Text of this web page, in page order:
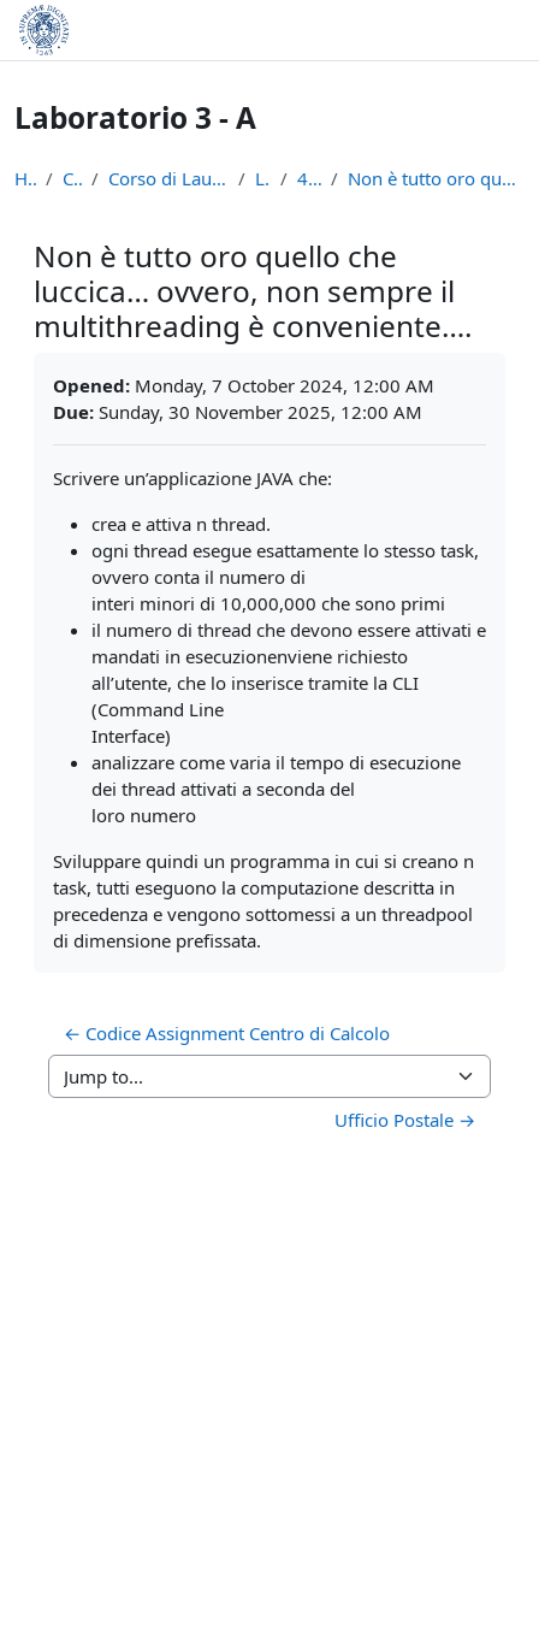
Skip to main content
Laboratorio 3 - A
Home Courses Corso di Laurea in Informatica (L-31) LAB3A 4 Ottobre Non è tutto oro quello che luccica… ovvero, non se...
Non è tutto oro quello che
luccica… ovvero, non sempre il
multithreading è conveniente….
Opened: Monday, 7 October 2024, 12:00 AM
Due: Sunday, 30 November 2025, 12:00 AM
Scrivere un’applicazione JAVA che:
crea e attiva n thread.
ogni thread esegue esattamente lo stesso task,
ovvero conta il numero di
interi minori di 10,000,000 che sono primi
il numero di thread che devono essere attivati e
mandati in esecuzionenviene richiesto
all’utente, che lo inserisce tramite la CLI
(Command Line
Interface)
analizzare come varia il tempo di esecuzione
dei thread attivati a seconda del
loro numero
Sviluppare quindi un programma in cui si creano n
task, tutti eseguono la computazione descritta in
precedenza e vengono sottomessi a un threadpool
di dimensione prefissata.
← Codice Assignment Centro di Calcolo
Jump to...
Ufficio Postale →